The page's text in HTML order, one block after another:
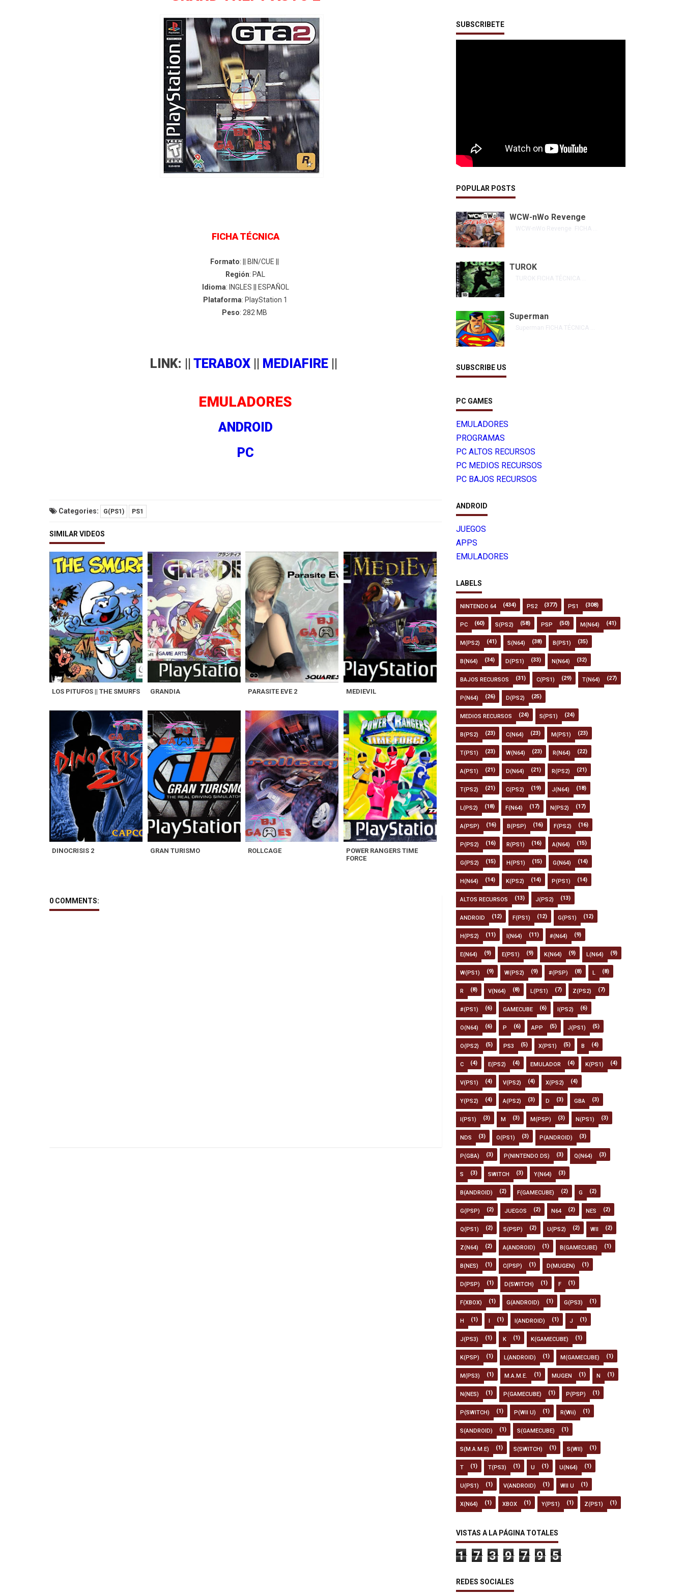
Zool - Majou Tsukai Densetsu
FICHA TÉCNICA
Formato: || BIN/CUE ||
Región: PAL
Idioma: INGLES || ESPAÑOL
Plataforma: PlayStation 1
Peso: 282 MB
LINK: ||TERABOX MEDIAFIRE
EMULADORES
ANDROID
PC
Categories: G(PS1) PS1
SIMILAR VIDEOS
LOS PITUFOS || THE SMURFS GRANDIA PARASITE EVE 2 MEDIEVIL
DINOCRISIS 2 GRAN TURISMO ROLLCAGE
POWER RANGERS TIME
FORCE
0 COMMENTS:
SUBSCRIBETE
POPULAR POSTS
WCW-nWo Revenge
WCW-nWo Revenge FICHA ...
TUROK
TUROK FICHA TÉCNICA ...
Superman
Superman FICHA TÉCNICA ...
SUBSCRIBE US
PC GAMES
EMULADORES
PROGRAMAS
PC ALTOS RECURSOS
PC MEDIOS RECURSOS
PC BAJOS RECURSOS
ANDROID
JUEGOS
APPS
EMULADORES
LABELS
NINTENDO 64 (434) PS2 (377) PS1 (308)
PC (60) S(PS2) (58) PSP (50) M(N64) (41)
M(PS2) (41) S(N64) (38) B(PS1) (35)
B(N64) (34) D(PS1) (33) N(N64) (32)
BAJOS RECURSOS (31) C(PS1) (29) T(N64) (27)
P(N64) (26) D(PS2) (25)
MEDIOS RECURSOS (24) S(PS1) (24)
B(PS2) (23) C(N64) (23) M(PS1) (23)
T(PS1) (23) W(N64) (23) R(N64) (22)
A(PS1) (21) D(N64) (21) R(PS2) (21)
T(PS2) (21) C(PS2) (19) J(N64) (18)
L(PS2) (18) F(N64) (17) N(PS2) (17)
A(PSP) (16) B(PSP) (16) F(PS2) (16)
P(PS2) (16) R(PS1) (16) A(N64) (15)
G(PS2) (15) H(PS1) (15) G(N64) (14)
H(N64) (14) K(PS2) (14) P(PS1) (14)
ALTOS RECURSOS (13) J(PS2) (13)
ANDROID (12) F(PS1) (12) G(PS1) (12)
H(PS2) (11) I(N64) (11) #(N64) (9)
E(N64) (9) E(PS1) (9) K(N64) (9) L(N64) (9)
W(PS1) (9) W(PS2) (9) #(PSP) (8) L (8)
R (8) V(N64) (8) L(PS1) (7) Z(PS2) (7)
#(PS1) (6) GAMECUBE (6) I(PS2) (6)
O(N64) (6) P (6) APP (5) J(PS1) (5)
O(PS2) (5) PS3 (5) X(PS1) (5) B (4)
C (4) E(PS2) (4) EMULADOR (4) K(PS1) (4)
V(PS1) (4) V(PS2) (4) X(PS2) (4)
Y(PS2) (4) A(PS2) (3) D (3) GBA (3)
I(PS1) (3) M (3) M(PSP) (3) N(PS1) (3)
NDS (3) O(PS1) (3) P(ANDROID) (3)
P(GBA) (3) P(NINTENDO DS) (3) Q(N64) (3)
S (3) SWITCH (3) Y(N64) (3)
B(ANDROID) (2) F(GAMECUBE) (2) G (2)
G(PSP) (2) JUEGOS (2) N64 (2) NES (2)
Q(PS1) (2) S(PSP) (2) U(PS2) (2) WII (2)
Z(N64) (2) A(ANDROID) (1) B(GAMECUBE) (1)
B(NES) (1) C(PSP) (1) D(MUGEN) (1)
D(PSP) (1) D(SWITCH) (1) F (1)
F(XBOX) (1) G(ANDROID) (1) G(PS3) (1)
H (1) I (1) I(ANDROID) (1) J (1)
J(PS3) (1) K (1) K(GAMECUBE) (1)
K(PSP) (1) L(ANDROID) (1) M(GAMECUBE) (1)
M(PS3) (1) M.A.M.E. (1) MUGEN (1) N (1)
N(NES) (1) P(GAMECUBE) (1) P(PSP) (1)
P(SWITCH) (1) P(WII U) (1) R(Wii) (1)
S(ANDROID) (1) S(GAMECUBE) (1)
S(M.A.M.E) (1) S(SWITCH) (1) S(WII) (1)
T (1) T(PS3) (1) U (1) U(N64) (1)
U(PS1) (1) V(ANDROID) (1) WII U (1)
X(N64) (1) XBOX (1) Y(PS1) (1) Z(PS1) (1)
VISTAS A LA PÁGINA TOTALES
1 7 3 9 7 9 5
REDES SOCIALES